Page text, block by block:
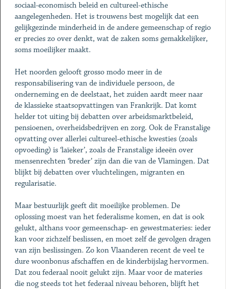
sociaal-economisch beleid en cultureel-ethische
aangelegenheden. Het is trouwens best mogelijk dat een
gelijkgezinde minderheid in de andere gemeenschap of regio
er precies zo over denkt, wat de zaken soms gemakkelijker,
soms moeilijker maakt.
Het noorden gelooft grosso modo meer in de
responsabilisering van de individuele persoon, de
onderneming en de deelstaat, het zuiden aardt meer naar
de klassieke staatsopvattingen van Frankrijk. Dat komt
helder tot uiting bij debatten over arbeidsmarktbeleid,
pensioenen, overheidsbedrijven en zorg. Ook de Franstalige
opvatting over allerlei cultureel-ethische kwesties (zoals
opvoeding) is ‘laïeker’, zoals de Franstalige ideeën over
mensenrechten ‘breder’ zijn dan die van de Vlamingen. Dat
blijkt bij debatten over vluchtelingen, migranten en
regularisatie.
Maar bestuurlijk geeft dit moeilijke problemen. De
oplossing moest van het federalisme komen, en dat is ook
gelukt, althans voor gemeenschap- en gewestmateries: ieder
kan voor zichzelf beslissen, en moet zelf de gevolgen dragen
van zijn beslissingen. Zo kon Vlaanderen recent de veel te
dure woonbonus afschaffen en de kinderbijslag hervormen.
Dat zou federaal nooit gelukt zijn. Maar voor de materies
die nog steeds tot het federaal niveau behoren, blijft het